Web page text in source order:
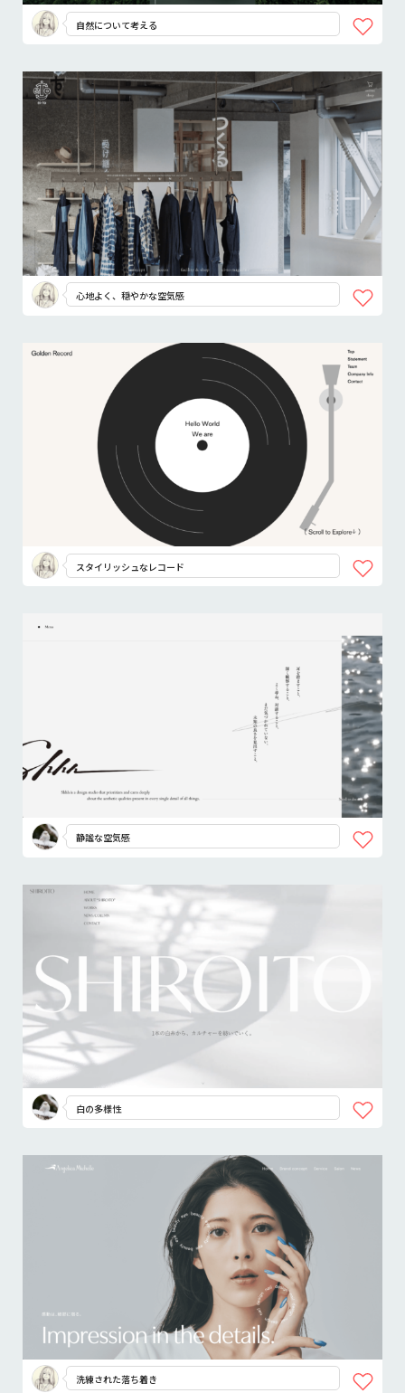
自然について考える
心地よく、穏やかな空気感
スタイリッシュなレコード
静謐な空気感
白の多様性
洗練された落ち着き